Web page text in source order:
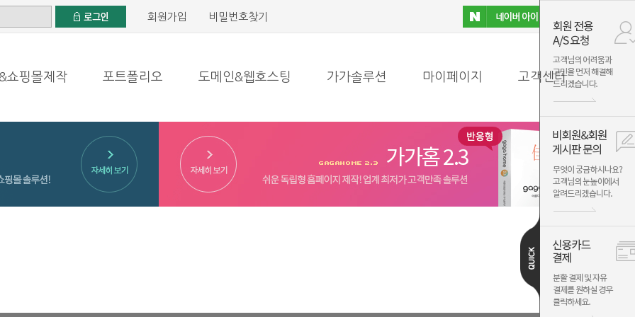
회원가입 비밀번호찾기
쇼핑몰제작 포트폴리오 도메인&웹호스팅 가가솔루션 마이페이지 고객센터